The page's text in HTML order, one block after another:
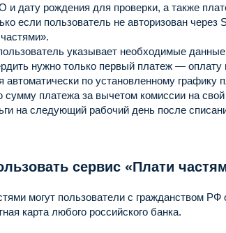
и дату рождения для проверки, а также
если пользователь не авторизован через
указывает необходимые
нужно только первый платеж — оплату
автоматически по установленному графику
платежа за вычетом комиссии на свой
на следующий рабочий день после
сервис «Плати
могут пользователи с гражданством РФ
карта любого российского банка.